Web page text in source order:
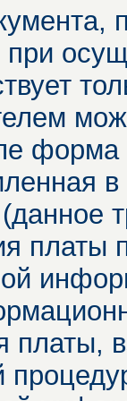
форма
в
платы
платы,